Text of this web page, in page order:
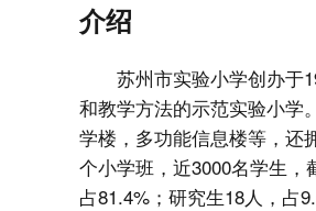
介绍
苏州市实验小学创办于
和教学方法的示范实验小学
学楼，多功能信息楼等，还
个小学班，近3000名学生，
占81.4%；研究生18人，占